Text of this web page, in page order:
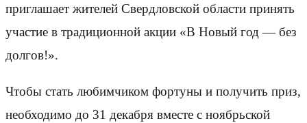
приглашает жителей Свердловской области принять
участие в традиционной акции «В Новый год — без
долгов!».
Чтобы стать любимчиком фортуны и получить приз,
необходимо до 31 декабря вместе с ноябрьской